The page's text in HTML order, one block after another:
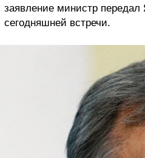
заявление министр передал
сегодняшней встречи.